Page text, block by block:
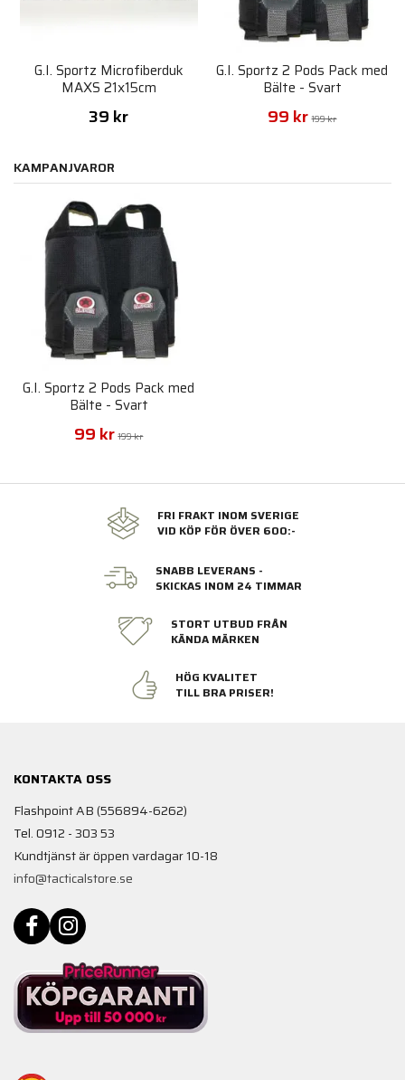
G.I. Sportz Microfiberduk
MAXS 21x15cm
39 kr
G.I. Sportz 2 Pods Pack med
Bälte - Svart
99 kr 199 kr
KAMPANJVAROR
G.I. Sportz 2 Pods Pack med
Bälte - Svart
99 kr 199 kr
FRI FRAKT INOM SVERIGE
VID KÖP FÖR ÖVER 600:-
SNABB LEVERANS -
SKICKAS INOM 24 TIMMAR
STORT UTBUD FRÅN
KÄNDA MÄRKEN
HÖG KVALITET
TILL BRA PRISER!
KONTAKTA OSS
Flashpoint AB (556894-6262)
Tel. 0912 - 303 53
Kundtjänst är öppen vardagar 10-18
info@tacticalstore.se